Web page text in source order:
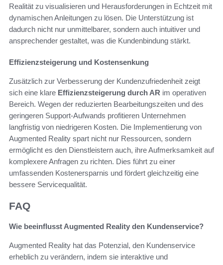
Realität zu visualisieren und Herausforderungen in Echtzeit mit
dynamischen Anleitungen zu lösen. Die Unterstützung ist
dadurch nicht nur unmittelbarer, sondern auch intuitiver und
ansprechender gestaltet, was die Kundenbindung stärkt.
Effizienzsteigerung und Kostensenkung
Zusätzlich zur Verbesserung der Kundenzufriedenheit zeigt
sich eine klare Effizienzsteigerung durch AR im operativen
Bereich. Wegen der reduzierten Bearbeitungszeiten und des
geringeren Support-Aufwands profitieren Unternehmen
langfristig von niedrigeren Kosten. Die Implementierung von
Augmented Reality spart nicht nur Ressourcen, sondern
ermöglicht es den Dienstleistern auch, ihre Aufmerksamkeit auf
komplexere Anfragen zu richten. Dies führt zu einer
umfassenden Kostenersparnis und fördert gleichzeitig eine
bessere Servicequalität.
FAQ
Wie beeinflusst Augmented Reality den Kundenservice?
Augmented Reality hat das Potenzial, den Kundenservice
erheblich zu verändern, indem sie interaktive und